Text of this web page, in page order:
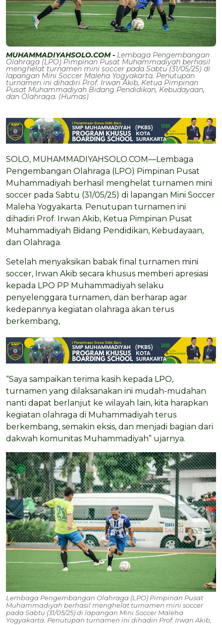
MUHAMMADIYAHSOLO.COM - Lembaga Pengembangan
Olahraga (LPO) Pimpinan Pusat Muhammadiyah berhasil
menghelat turnamen mini soccer pada Sabtu (31/05/25) di
lapangan Mini Soccer Maleha Yogyakarta. Penutupan
turnamen ini dihadiri Prof. Irwan Akib, Ketua Pimpinan
Pusat Muhammadiyah Bidang Pendidikan, Kebudayaan,
dan Olahraga. (Humas)
SOLO, MUHAMMADIYAHSOLO.COM—Lembaga
Pengembangan Olahraga (LPO) Pimpinan Pusat
Muhammadiyah berhasil menghelat turnamen mini
soccer pada Sabtu (31/05/25) di lapangan Mini Soccer
Maleha Yogyakarta. Penutupan turnamen ini
dihadiri Prof. Irwan Akib, Ketua Pimpinan Pusat
Muhammadiyah Bidang Pendidikan, Kebudayaan,
dan Olahraga.
Setelah menyaksikan babak final turnamen mini
soccer, Irwan Akib secara khusus memberi apresiasi
kepada LPO PP Muhammadiyah selaku
penyelenggara turnamen, dan berharap agar
kedepannya kegiatan olahraga akan terus
berkembang,
“Saya sampaikan terima kasih kepada LPO,
turnamen yang dilaksanakan ini mudah-mudahan
nanti dapat berlanjut ke wilayah lain, kita harapkan
kegiatan olahraga di Muhammadiyah terus
berkembang, semakin eksis, dan menjadi bagian dari
dakwah komunitas Muhammadiyah” ujarnya.
Lembaga Pengembangan Olahraga (LPO) Pimpinan Pusat
Muhammadiyah berhasil menghelat turnamen mini soccer
pada Sabtu (31/05/25) di lapangan Mini Soccer Maleha
Yogyakarta. Penutupan turnamen ini dihadiri Prof. Irwan Akib,